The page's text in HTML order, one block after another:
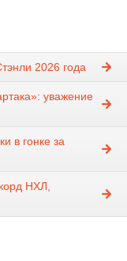
2026 года
уважение
в гонке за
НХЛ,